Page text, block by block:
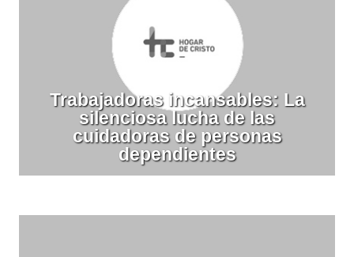
Trabajadoras incansables: La
silenciosa lucha de las
cuidadoras de personas
dependientes